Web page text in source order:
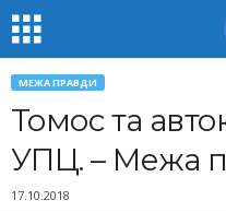
МЕЖА ПРАВДИ
Томос та
УПЦ. – Межа
17.10.2018